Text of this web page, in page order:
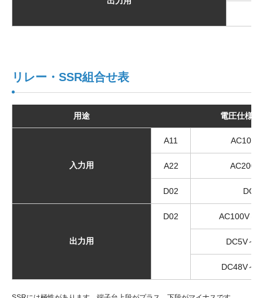
リレー・SSR組合せ表
用途 電圧仕様
入力用
A11
A22
D02
出力用
D02 AC100V～
DC5V～
DC48V～